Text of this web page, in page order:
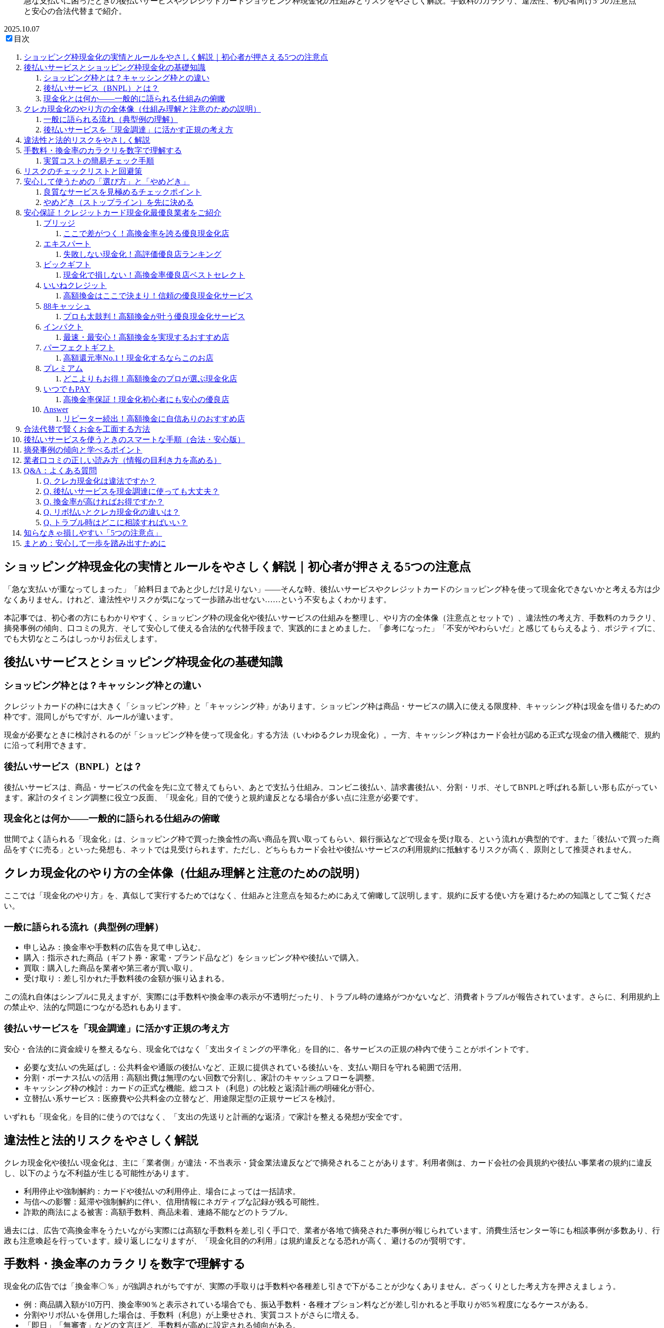
と安心の合法代替まで紹介。
2025.10.07
目次
ショッピング枠現金化の実情とルールをやさしく解説｜初心者が押さえる5つの注意点
後払いサービスとショッピング枠現金化の基礎知識
ショッピング枠とは？キャッシング枠との違い
後払いサービス（BNPL）とは？
現金化とは何か——一般的に語られる仕組みの俯瞰
クレカ現金化のやり方の全体像（仕組み理解と注意のための説明）
一般に語られる流れ（典型例の理解）
後払いサービスを「現金調達」に活かす正規の考え方
違法性と法的リスクをやさしく解説
手数料・換金率のカラクリを数字で理解する
実質コストの簡易チェック手順
リスクのチェックリストと回避策
安心して使うための「選び方」と「やめどき」
良質なサービスを見極めるチェックポイント
やめどき（ストップライン）を先に決める
安心保証！クレジットカード現金化最優良業者をご紹介
ブリッジ
ここで差がつく！高換金率を誇る優良現金化店
エキスパート
失敗しない現金化！高評価優良店ランキング
ビックギフト
現金化で損しない！高換金率優良店ベストセレクト
いいねクレジット
高額換金はここで決まり！信頼の優良現金化サービス
88キャッシュ
プロも太鼓判！高額換金が叶う優良現金化サービス
インパクト
最速・最安心！高額換金を実現するおすすめ店
パーフェクトギフト
高額還元率No.1！現金化するならこのお店
プレミアム
どこよりもお得！高額換金のプロが選ぶ現金化店
いつでもPAY
高換金率保証！現金化初心者にも安心の優良店
Answer
リピーター続出！高額換金に自信ありのおすすめ店
合法代替で賢くお金を工面する方法
後払いサービスを使うときのスマートな手順（合法・安心版）
摘発事例の傾向と学べるポイント
業者口コミの正しい読み方（情報の目利き力を高める）
Q&A：よくある質問
Q. クレカ現金化は違法ですか？
Q. 後払いサービスを現金調達に使っても大丈夫？
Q. 換金率が高ければお得ですか？
Q. リボ払いとクレカ現金化の違いは？
Q. トラブル時はどこに相談すればいい？
知らなきゃ損しやすい「5つの注意点」
まとめ：安心して一歩を踏み出すために
ショッピング枠現金化の実情とルールをやさしく解説｜初心者が押さえる5つの注意点
「急な支払いが重なってしまった」「給料日まであと少しだけ足りない」——そんな時、後払いサービスやクレジットカードのショッピング枠を使って現金化できないかと考える方は少
なくありません。けれど、違法性やリスクが気になって一歩踏み出せない……という不安もよくわかります。
本記事では、初心者の方にもわかりやすく、ショッピング枠の現金化や後払いサービスの仕組みを整理し、やり方の全体像（注意点とセットで）、違法性の考え方、手数料のカラクリ、
摘発事例の傾向、口コミの見方、そして安心して使える合法的な代替手段まで、実践的にまとめました。「参考になった」「不安がやわらいだ」と感じてもらえるよう、ポジティブに、
でも大切なところはしっかりお伝えします。
後払いサービスとショッピング枠現金化の基礎知識
ショッピング枠とは？キャッシング枠との違い
クレジットカードの枠には大きく「ショッピング枠」と「キャッシング枠」があります。ショッピング枠は商品・サービスの購入に使える限度枠、キャッシング枠は現金を借りるための
枠です。混同しがちですが、ルールが違います。
現金が必要なときに検討されるのが「ショッピング枠を使って現金化」する方法（いわゆるクレカ現金化）。一方、キャッシング枠はカード会社が認める正式な現金の借入機能で、規約
に沿って利用できます。
後払いサービス（BNPL）とは？
後払いサービスは、商品・サービスの代金を先に立て替えてもらい、あとで支払う仕組み。コンビニ後払い、請求書後払い、分割・リボ、そしてBNPLと呼ばれる新しい形も広がってい
ます。家計のタイミング調整に役立つ反面、「現金化」目的で使うと規約違反となる場合が多い点に注意が必要です。
現金化とは何か——一般的に語られる仕組みの俯瞰
世間でよく語られる「現金化」は、ショッピング枠で買った換金性の高い商品を買い取ってもらい、銀行振込などで現金を受け取る、という流れが典型的です。また「後払いで買った商
品をすぐに売る」といった発想も、ネットでは見受けられます。ただし、どちらもカード会社や後払いサービスの利用規約に抵触するリスクが高く、原則として推奨されません。
クレカ現金化のやり方の全体像（仕組み理解と注意のための説明）
ここでは「現金化のやり方」を、真似して実行するためではなく、仕組みと注意点を知るためにあえて俯瞰して説明します。規約に反する使い方を避けるための知識としてご覧くださ
い。
一般に語られる流れ（典型例の理解）
申し込み：換金率や手数料の広告を見て申し込む。
購入：指示された商品（ギフト券・家電・ブランド品など）をショッピング枠や後払いで購入。
買取：購入した商品を業者や第三者が買い取り。
受け取り：差し引かれた手数料後の金額が振り込まれる。
この流れ自体はシンプルに見えますが、実際には手数料や換金率の表示が不透明だったり、トラブル時の連絡がつかないなど、消費者トラブルが報告されています。さらに、利用規約上
の禁止や、法的な問題につながる恐れもあります。
後払いサービスを「現金調達」に活かす正規の考え方
安心・合法的に資金繰りを整えるなら、現金化ではなく「支出タイミングの平準化」を目的に、各サービスの正規の枠内で使うことがポイントです。
必要な支払いの先延ばし：公共料金や通販の後払いなど、正規に提供されている後払いを、支払い期日を守れる範囲で活用。
分割・ボーナス払いの活用：高額出費は無理のない回数で分割し、家計のキャッシュフローを調整。
キャッシング枠の検討：カードの正式な機能。総コスト（利息）の比較と返済計画の明確化が肝心。
立替払い系サービス：医療費や公共料金の立替など、用途限定型の正規サービスを検討。
いずれも「現金化」を目的に使うのではなく、「支出の先送りと計画的な返済」で家計を整える発想が安全です。
違法性と法的リスクをやさしく解説
クレカ現金化や後払い現金化は、主に「業者側」が違法・不当表示・貸金業法違反などで摘発されることがあります。利用者側は、カード会社の会員規約や後払い事業者の規約に違反
し、以下のような不利益が生じる可能性があります。
利用停止や強制解約：カードや後払いの利用停止、場合によっては一括請求。
与信への影響：延滞や強制解約に伴い、信用情報にネガティブな記録が残る可能性。
詐欺的商法による被害：高額手数料、商品未着、連絡不能などのトラブル。
過去には、広告で高換金率をうたいながら実際には高額な手数料を差し引く手口で、業者が各地で摘発された事例が報じられています。消費生活センター等にも相談事例が多数あり、行
政も注意喚起を行っています。繰り返しになりますが、「現金化目的の利用」は規約違反となる恐れが高く、避けるのが賢明です。
手数料・換金率のカラクリを数字で理解する
現金化の広告では「換金率〇％」が強調されがちですが、実際の手取りは手数料や各種差し引きで下がることが少なくありません。ざっくりとした考え方を押さえましょう。
例：商品購入額が10万円、換金率90％と表示されている場合でも、振込手数料・各種オプション料などが差し引かれると手取りが85％程度になるケースがある。
分割やリボ払いを併用した場合は、手数料（利息）が上乗せされ、実質コストがさらに増える。
「即日」「無審査」などの文言ほど、手数料が高めに設定される傾向がある。